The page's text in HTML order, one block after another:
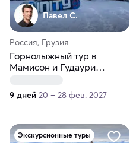
Павел С.
Россия, Грузия
Горнолыжный тур в
Мамисон и Гудаури
9 дней 20 – 28 фев. 2027
Экскурсионные туры